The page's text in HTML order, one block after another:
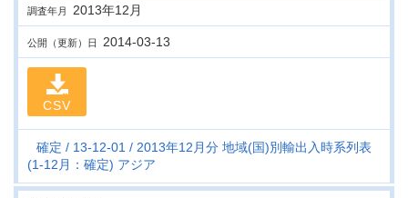
調査年月 2013年12月
公開（更新）日 2014-03-13
CSV
確定 13-12-01
2013年12月分 地域(国)別輸出入時系列表
(1-12月：確定) アジア